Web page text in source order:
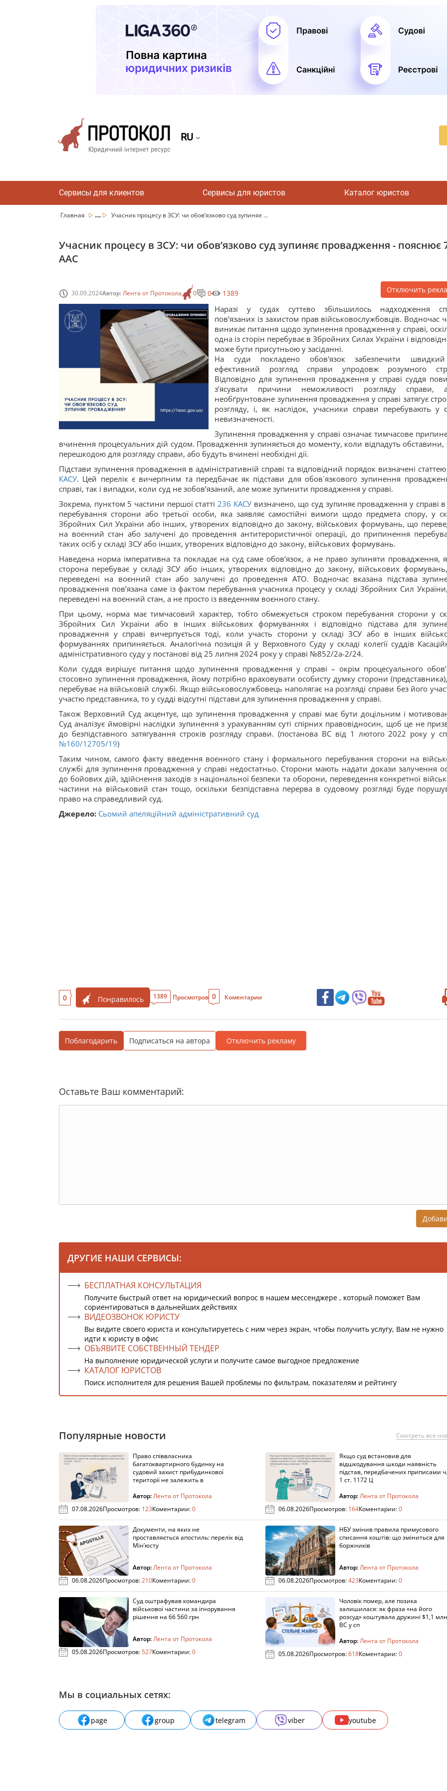
RU
Сервисы для клиентов Сервисы для юристов Каталог юристов
Главная ... Учасник процесу в ЗСУ: чи обов’язково суд зупиняє ...
Учасник процесу в ЗСУ: чи обов’язково суд зупиняє провадження - пояснює
ААС
30.09.2024Автор:Лента от Протокола 0 0 1389 Отключить
Наразі у судах суттєво збільшилось надходження
пов’язаних із захистом прав військовослужбовців. Водночас
виникає питання щодо зупинення провадження у справі,
одна із сторін перебуває в Збройних Силах України і
може бути присутньою у засіданні.
На суди покладено обов'язок забезпечити
ефективний розгляд справи упродовж розумного
Відповідно для зупинення провадження у справі суддя
з’ясувати причини неможливості розгляду справи,
необґрунтоване зупинення провадження у справі затягує
розгляду, і, як наслідок, учасники справи перебувають у
невизначеності.
Зупинення провадження у справі означає тимчасове
вчинення процесуальних дій судом. Провадження зупиняється до моменту, коли відпадуть обставини,
перешкодою для розгляду справи, або будуть вчинені необхідні дії.
Підстави зупинення провадження в адміністративній справі та відповідний порядок визначені статтею
КАСУ. Цей перелік є вичерпним та передбачає як підстави для обов`язкового зупинення
справі, так і випадки, коли суд не зобов’язаний, але може зупинити провадження у справі.
Зокрема, пунктом 5 частини першої статті 236 КАСУвизначено, що суд зупиняє провадження у справі в
перебування сторони або третьої особи, яка заявляє самостійні вимоги щодо предмета спору, у
Збройних Сил України або інших, утворених відповідно до закону, військових формувань, що
на воєнний стан або залучені до проведення антитерористичної операції, до припинення
таких осіб у складі ЗСУ або інших, утворених відповідно до закону, військових формувань.
Наведена норма імперативна та покладає на суд саме обов’язок, а не право зупиняти провадження,
сторона перебуває у складі ЗСУ або інших, утворених відповідно до закону, військових
переведені на воєнний стан або залучені до проведення АТО. Водночас вказана підстава
провадження пов’язана саме із фактом перебування учасника процесу у складі Збройних Сил
переведені на воєнний стан, а не просто із введенням воєнного стану.
При цьому, норма має тимчасовий характер, тобто обмежується строком перебування сторони у
Збройних Сил України або в інших військових формуваннях і відповідно підстава для
провадження у справі вичерпується тоді, коли участь сторони у складі ЗСУ або в інших
формуваннях припиняється. Аналогічна позиція й у Верховного Суду у складі колегії суддів
адміністративного суду у постанові від 25 липня 2024 року у справі №852/2а-2/24.
Коли суддя вирішує питання щодо зупинення провадження у справі – окрім процесуального
стосовно зупинення провадження, йому потрібно враховувати особисту думку сторони
перебуває на військовій службі. Якщо військовослужбовець наполягає на розгляді справи без його
участю представника, то у судді відсутні підстави для зупинення провадження у справі.
Також Верховний Суд акцентує, що зупинення провадження у справі має бути доцільним і
Суд аналізує ймовірні наслідки зупинення з урахуванням суті спірних правовідносин, щоб це не
до безпідставного затягування строків розгляду справи. (постанова ВС від 1 лютого 2022 року у
№160/12705/19)
Таким чином, самого факту введення воєнного стану і формального перебування сторони на
службі для зупинення провадження у справі недостатньо. Сторони мають надати докази залучення
до бойових дій, здійснення заходів з національної безпеки та оборони, переведення конкретної
частини на військовий стан тощо, оскільки безпідставна перерва в судовому розгляді буде
право на справедливий суд.
Джерело: Сьомий апеляційний адміністративний суд
0 Понравилось 1389 Просмотров 0 Коментарии
Поблагодарить Подписаться на автора Отключить рекламу
Оставьте Ваш комментарий:
ДРУГИЕ НАШИ СЕРВИСЫ:
БЕСПЛАТНАЯ КОНСУЛЬТАЦИЯ
Получите быстрый ответ на юридический вопрос в нашем мессенджере , который поможет Вам
сориентироваться в дальнейших действиях
ВИДЕОЗВОНОК ЮРИСТУ
Вы видите своего юриста и консультируетесь с ним через экран, чтобы получить услугу, Вам не нужно
идти к юристу в офис
ОБЪЯВИТЕ СОБСТВЕННЫЙ ТЕНДЕР
На выполнение юридической услуги и получите самое выгодное предложение
КАТАЛОГ ЮРИСТОВ
Поиск исполнителя для решения Вашей проблемы по фильтрам, показателям и рейтингу
Популярные новости Смотреть все
Право співвласника
багатоквартирного будинку на
судовий захист прибудинкової
території не залежить в
Автор:Лента от Протокола
07.08.2026Просмотров: 123Коментарии:0
Якщо суд встановив для
відшкодування шкоди наявність
підстав, передбачених приписами ч.
1 ст. 1172 Ц
Автор:Лента от Протокола
06.08.2026Просмотров: 164Коментарии:0
Документи, на яких не
проставляється апостиль: перелік від
Мін’юсту
Автор:Лента от Протокола
06.08.2026Просмотров:210Коментарии:0
НБУ змінив правила примусового
списання коштів: що зміниться для
боржників
Автор:Лента от Протокола
06.08.2026Просмотров:423Коментарии:0
Суд оштрафував командира
військової частини за ігнорування
рішення на 66 560 грн
Автор:Лента от Протокола
05.08.2026Просмотров:527Коментарии:0
Чоловік помер, але позика
залишилася: як фраза «на його
розсуд» коштувала дружині $1,1
ВС у сп
Автор:Лента от Протокола
05.08.2026Просмотров:618Коментарии:0
Мы в социальных сетях:
page group telegram viber youtube